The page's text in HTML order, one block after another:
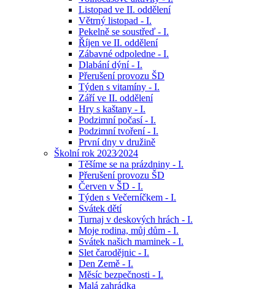
Listopad ve II. oddělení
Větrný listopad - I.
Pekelně se soustřeď - I.
Říjen ve II. oddělení
Zábavné odpoledne - I.
Dlabání dýní - I.
Přerušení provozu ŠD
Týden s vitamíny - I.
Září ve II. oddělení
Hry s kaštany - I.
Podzimní počasí - I.
Podzimní tvoření - I.
První dny v družině
Školní rok 2023⁄2024
Těšíme se na prázdniny - I.
Přerušení provozu ŠD
Červen v ŠD - I.
Týden s Večerníčkem - I.
Svátek dětí
Turnaj v deskových hrách - I.
Moje rodina, můj dům - I.
Svátek našich maminek - I.
Slet čarodějnic - I.
Den Země - I.
Měsíc bezpečnosti - I.
Malá zahrádka